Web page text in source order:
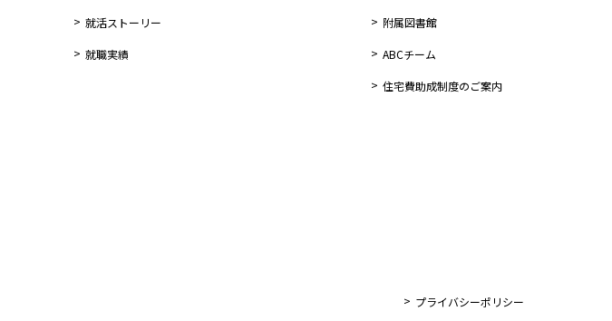
就活ストーリー
就職実績
附属図書館
ABCチーム
住宅費助成制度のご案内
プライバシーポリシー